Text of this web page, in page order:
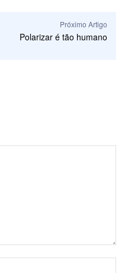
Próximo Artigo
Polarizar é tão humano